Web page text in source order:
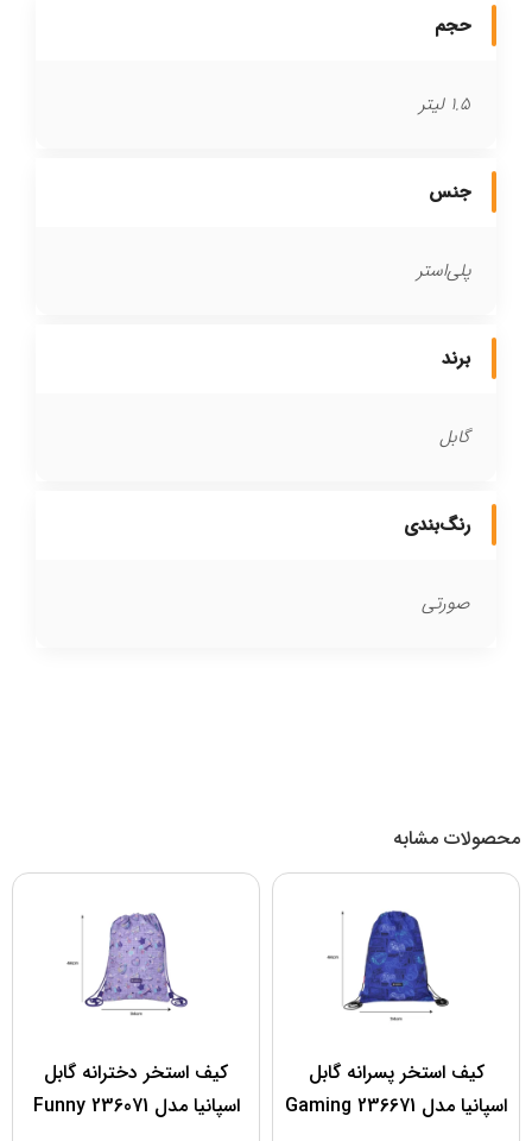
حجم
1.5 لیتر
جنس
پلی‌استر
برند
گابل
رنگ‌بندی
صورتی
محصولات مشابه
کیف استخر پسرانه گابل
اسپانیا مدل 236671 Gaming
کیف استخر دخترانه گابل
اسپانیا مدل 236071 Funny